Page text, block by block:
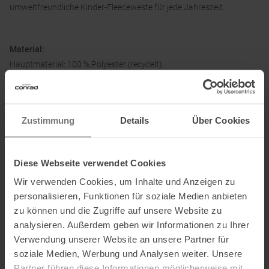
Zustimmung Details Über Cookies
Diese Webseite verwendet Cookies
Wir verwenden Cookies, um Inhalte und Anzeigen zu
personalisieren, Funktionen für soziale Medien anbieten
zu können und die Zugriffe auf unsere Website zu
analysieren. Außerdem geben wir Informationen zu Ihrer
Verwendung unserer Website an unsere Partner für
soziale Medien, Werbung und Analysen weiter. Unsere
umweltfreundliche Kinder-Fleeceweste für jede Jahreszeit.
Material:
Hauptmaterial: 100 % Polyester (recycelt)
Postanschrift des Herstellers:Jollemanhof 11 - 1st floor, 1019
GW, Amsterdam, NL
Elektronische Adresse des
Herstellers:directsales.europe@patagonia.com
Ausgezeichnet mit